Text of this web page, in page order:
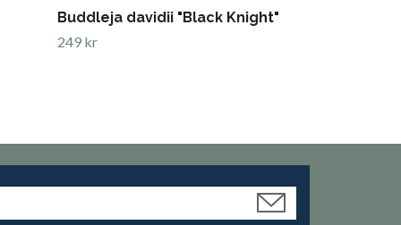
Buddleja davidii "Black Knight"
249 kr